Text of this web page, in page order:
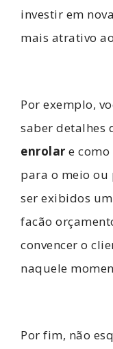
investir em
mais atrativo
Por exemplo,
saber detalhes
enrolar e
para o meio
ser exibidos
facão
convencer o
naquele
Por fim, não